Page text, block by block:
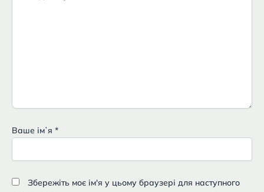
Ваше імʼя *
Збережіть моє ім'я у цьому браузері для наступного